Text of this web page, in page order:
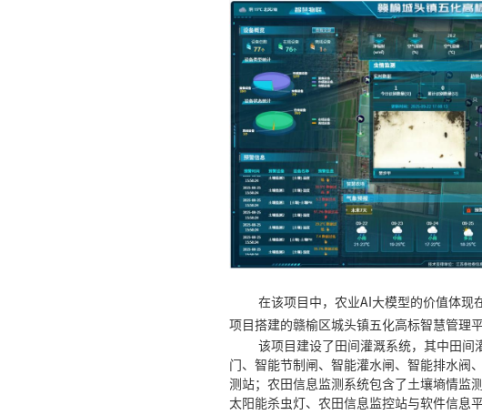
在该项目中，农业AI 大模型的价值体
项目搭建的赣榆区城头镇五化高标智慧管理
该项目建设了田间灌溉系统，其中田间
门、智能节制闸、智能灌水闸、智能排水阀
测站；农田信息监测系统包含了土壤墒情监
太阳能杀虫灯、农田信息监控站与软件信息